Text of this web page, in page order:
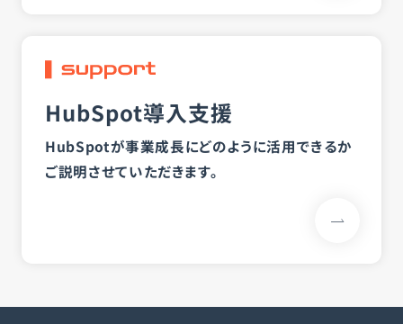
HubSpot導入支援
HubSpotが事業成長にどのように活用できるか
ご説明させていただきます。